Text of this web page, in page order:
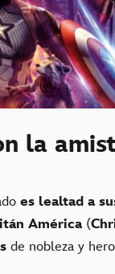
la
es lealtad a
América(
de nobleza y